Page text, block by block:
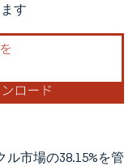
す
市場の38.15%を管